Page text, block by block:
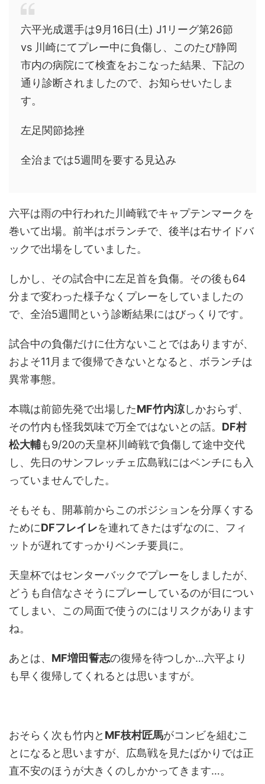
六平光成選手は9月16日(土) J1リーグ第26節
vs 川崎にてプレー中に負傷し、このたび静岡
市内の病院にて検査をおこなった結果、下記の
通り診断されましたので、お知らせいたしま
す。
左足関節捻挫
全治までは5週間を要する見込み
六平は雨の中行われた川崎戦でキャプテンマークを
巻いて出場。前半はボランチで、後半は右サイドバ
ックで出場をしていました。
しかし、その試合中に左足首を負傷。その後も64
分まで変わった様子なくプレーをしていましたの
で、全治5週間という診断結果にはびっくりです。
試合中の負傷だけに仕方ないことではありますが、
およそ11月まで復帰できないとなると、ボランチは
異常事態。
本職は前節先発で出場したMF竹内涼しかおらず、
その竹内も怪我気味で万全ではないとの話。 DF村
松大輔も9/20の天皇杯川崎戦で負傷して途中交代
し、先日のサンフレッチェ広島戦にはベンチにも入
っていませんでした。
そもそも、開幕前からこのポジションを分厚くする
ためにDFフレイレを連れてきたはずなのに、フィ
ットが遅れてすっかりベンチ要員に。
天皇杯ではセンターバックでプレーをしましたが、
どうも自信なさそうにプレーしているのが目につい
てしまい、この局面で使うのにはリスクがあります
ね。
あとは、 MF増田誓志の復帰を待つしか…六平より
も早く復帰してくれるとは思いますが。
おそらく次も竹内と MF枝村匠馬がコンビを組むこ
とになると思いますが、広島戦を見たばかりでは正
直不安のほうが大きくのしかかってきます…。